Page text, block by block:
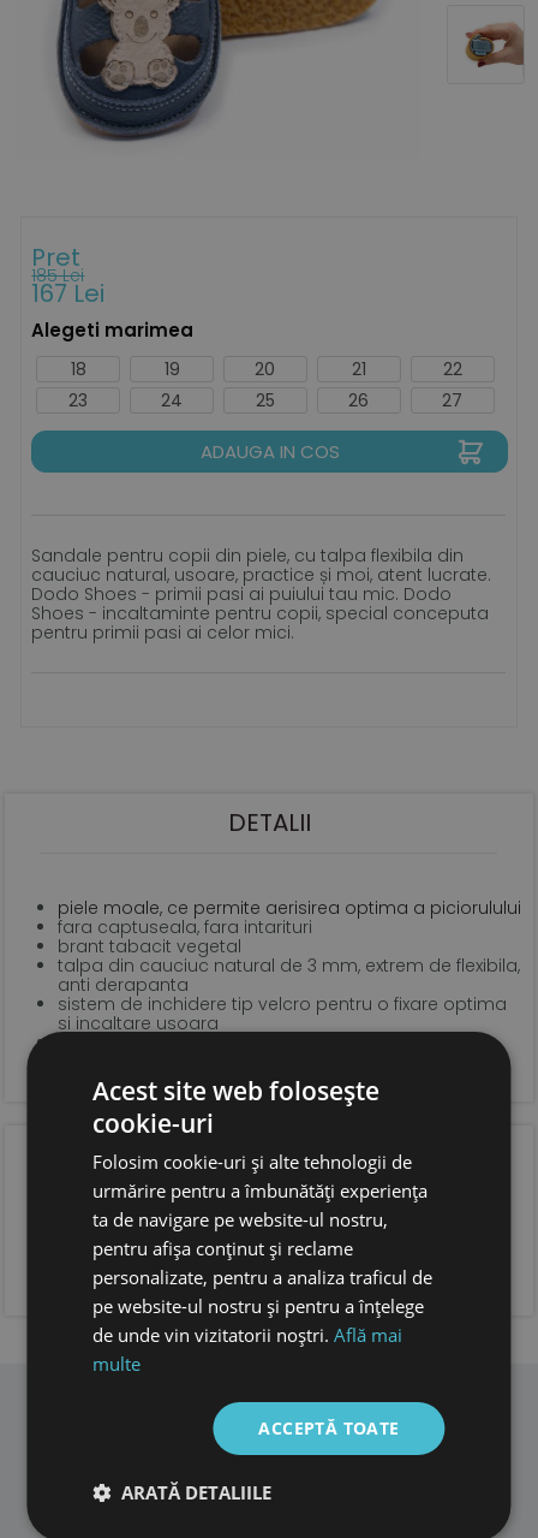
Pret
185 Lei
167 Lei
Alegeti marimea
18 19 20 21
22
23
24 25 26 27
ADAUGA IN COS
Sandale pentru copii din piele, cu talpa flexibila din
cauciuc natural, usoare, practice și moi, atent lucrate.
Dodo Shoes - primii pasi ai puiului tau mic. Dodo
Shoes - incaltaminte pentru copii, special conceputa
pentru primii pasi ai celor mici.
DETALII
piele moale, ce permite aerisirea optima a piciorulului
fara captuseala, fara intarituri
brant tabacit vegetal
talpa din cauciuc natural de 3 mm, extrem de flexibila,
anti derapanta
sistem de inchidere tip velcro pentru o fixare optima
si incaltare usoara
foarte usoare
OPINIA CLIENTILOR
ADAUGA OPINIA TA
Acest site web folosește
cookie-uri
Folosim cookie-uri și alte tehnologii de
urmărire pentru a îmbunătăți experiența
ta de navigare pe website-ul nostru,
pentru afișa conținut și reclame
personalizate, pentru a analiza traficul de
pe website-ul nostru și pentru a înțelege
de unde vin vizitatorii noștri.Află mai
multe
ACCEPTĂ TOATE
ARATĂ DETALIILE